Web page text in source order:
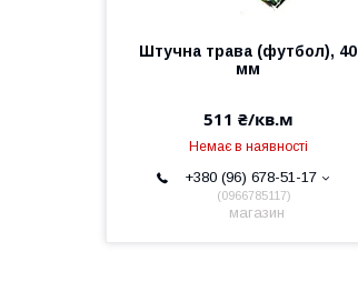
Штучна трава (футбол), 40
мм
511 ₴/кв.м
Немає в наявності
+380 (96) 678-51-17
0966785117
магазин